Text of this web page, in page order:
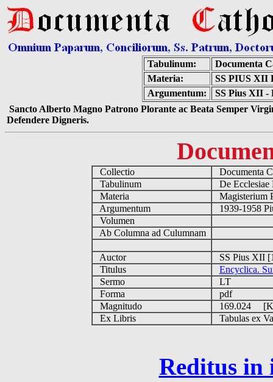
Tabulinum:
Documenta
Materia:
SS PIUS
Argumentum:
SS Pius XII -
Sancto Alberto Magno Patrono Plorante ac Beata Semper
Defendere Digneris.
Collectio
Documenta
Tabulinum
De
Materia
Magisterium
Argumentum
1939-1958
Volumen
Ab Columna ad Culumnam
Auctor
SS Pius XII
Titulus
Encyclica.
Sermo
LT
Forma
pdf
Magnitudo
169.024
Ex Libris
Tabulas ex
Reditus in